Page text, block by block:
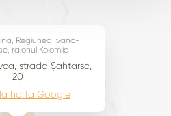
Regiunea Ivano-
raionul Kolomiia
strada Șahtarsc,
20
harta Google